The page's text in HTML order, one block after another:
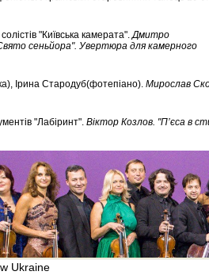
"Київська камерата".Дмитро
сеньйора". Увертюра для камерного
Ірина Стародуб(фотепіано). Мирослав
"Лабіринт". Віктор Козлов. "П’єса в
Ukraine